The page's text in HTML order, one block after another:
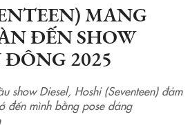
MANG
ĐẾN SHOW
2025
show Diesel, Hoshi (Seventeen) đảm
đến mình bằng pose dáng